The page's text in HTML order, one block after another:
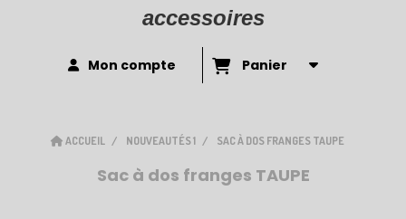
accessoires
Mon compte Panier
ACCUEIL NOUVEAUTÉS 1 SAC À DOS FRANGES TAUPE
Sac à dos franges TAUPE